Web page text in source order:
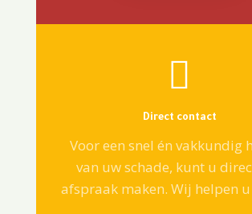

Direct contact
Voor een snel én vakkundig
van uw schade, kunt u
afspraak maken. Wij helpen